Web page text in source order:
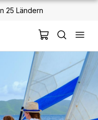
25 Ländern